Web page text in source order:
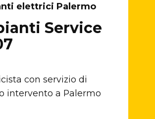
elettrici Palermo
Service
con servizio di
intervento a Palermo